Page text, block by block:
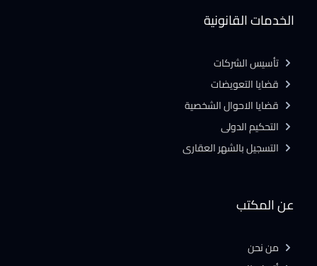
عن المكتب
من نحن
الخدمات القانونية
تأسيس الشركات
قضايا التعويضات
قضايا الاحوال الشخصية
التحكيم الدولى
التسجيل بالشهر العقارى